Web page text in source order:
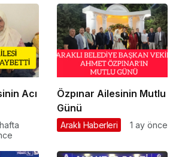
Acı
Özpınar Ailesinin Mutlu
Günü
Araklı Haberleri 1 ay önce